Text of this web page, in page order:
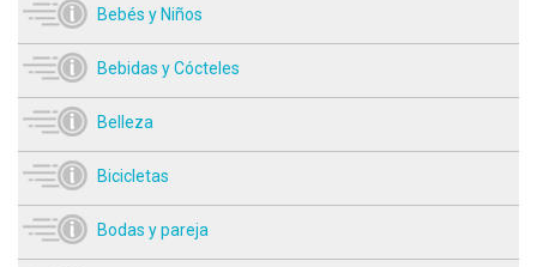
Bebés y Niños
Bebidas y Cócteles
Belleza
Bicicletas
Bodas y pareja